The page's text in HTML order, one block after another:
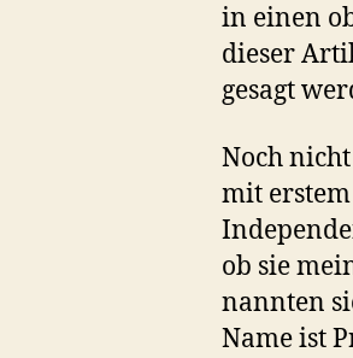
in einen
dieser
gesagt
Noch
mit
ob sie
nannten
Name ist